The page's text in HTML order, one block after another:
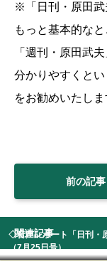
※「日刊・原田武
もっと基本的な
「週刊・原田武
分かりやすくと
をお勧めいたしま
前の記事
関連記事
◇音声レポート「日刊・
（7月25日号） ...